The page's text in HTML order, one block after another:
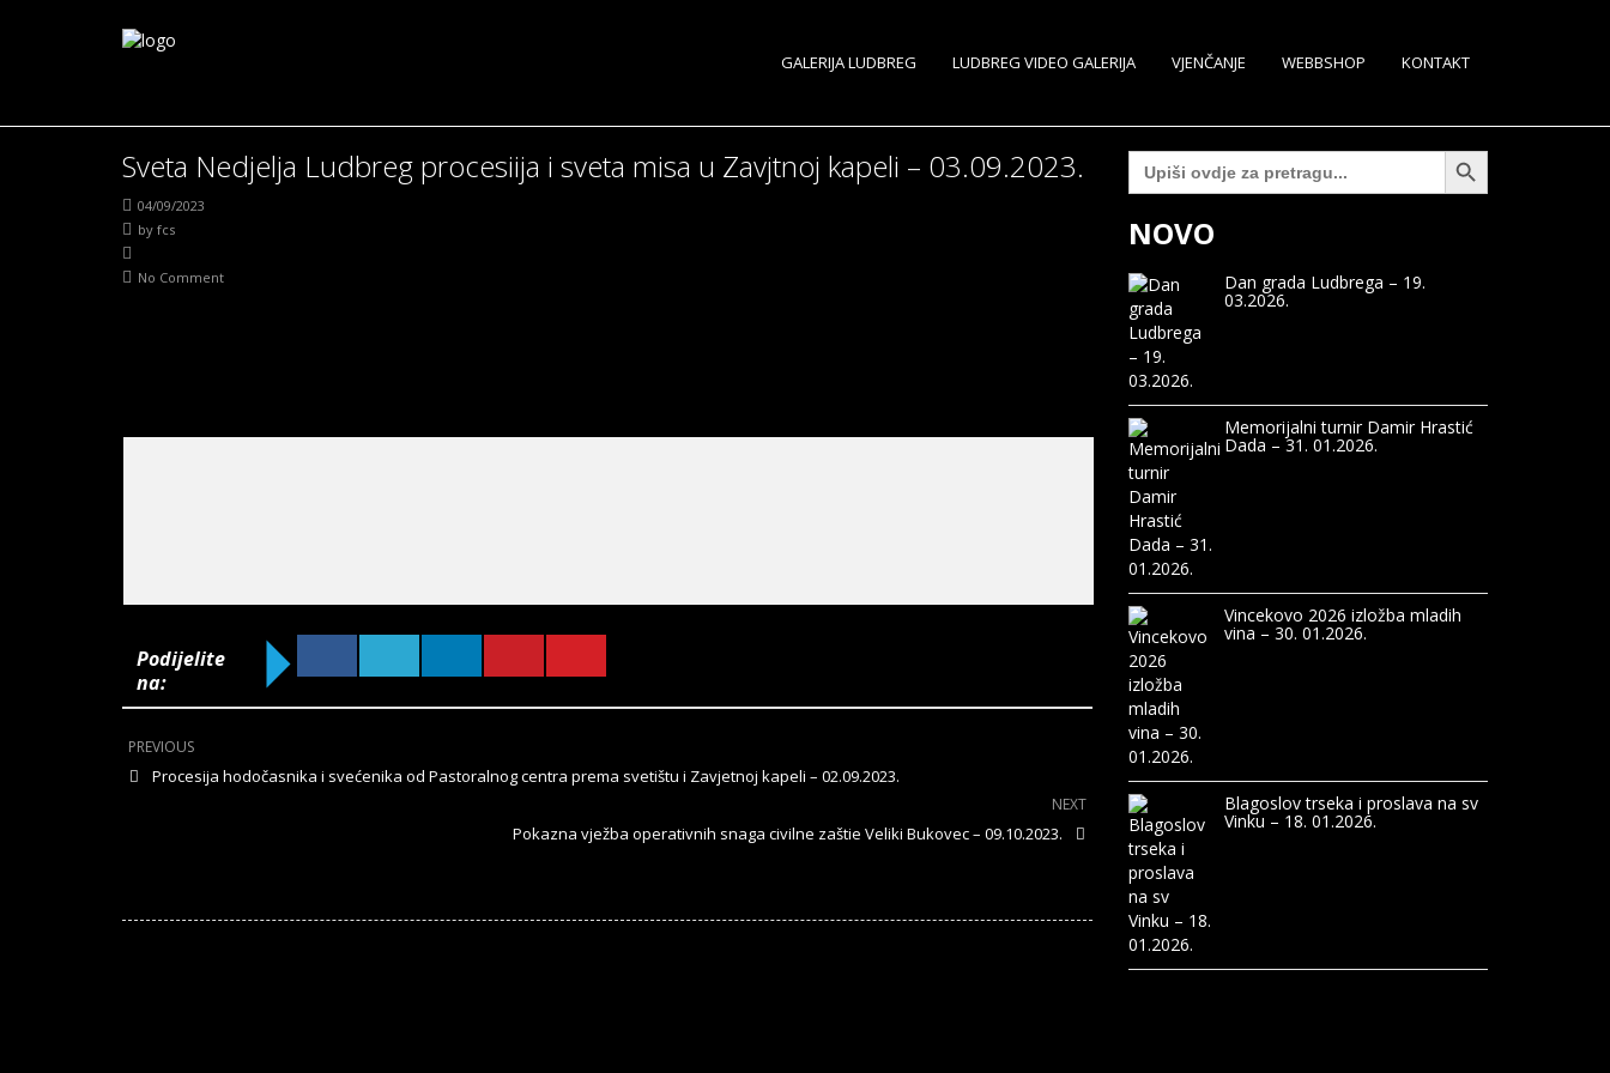
GALERIJA LUDBREG LUDBREG VIDEO GALERIJA VJENČANJE WEBBSHOP KONTAKT
Sveta Nedjelja Ludbreg procesiija i sveta misa u Zavjtnoj kapeli – 03.09.2023.
04/09/2023
by fcs
No Comment
Podijelite
na:
PREVIOUS
Procesija hodočasnika i svećenika od Pastoralnog centra prema svetištu i Zavjetnoj kapeli – 02.09.2023.
NEXT
Pokazna vježba operativnih snaga civilne zaštie Veliki Bukovec – 09.10.2023.
Search
for:
Search Button
NOVO
Dan grada Ludbrega – 19.
03.2026.
Memorijalni turnir Damir Hrastić
Dada – 31. 01.2026.
Vincekovo 2026 izložba mladih
vina – 30. 01.2026.
Blagoslov trseka i proslava na sv
Vinku – 18. 01.2026.